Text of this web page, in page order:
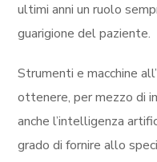
ultimi anni un ruolo
guarigione del paziente.
Strumenti e macchine
ottenere, per mezzo di
anche l’intelligenza
grado di fornire allo